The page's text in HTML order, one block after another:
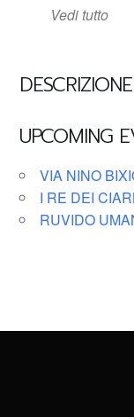
Vedi tutto
DESCRIZIONE
UPCOMING
VIA NINO
I RE DEI
RUVIDO